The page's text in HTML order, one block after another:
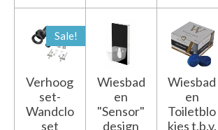
Sale!
Verhoog
set-
Wandclo
set
Wiesbad
en
"Sensor"
design
Wiesbad
en
Toiletblo
kjes t.b.v.